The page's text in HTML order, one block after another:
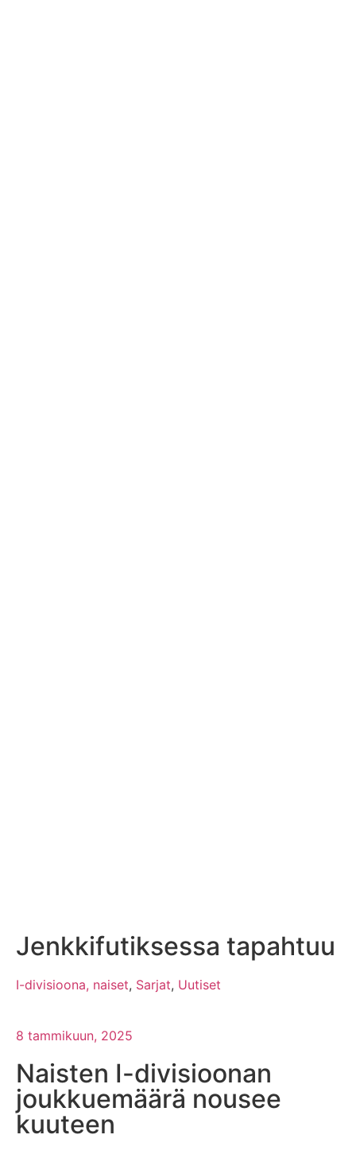
Jenkkifutiksessa tapahtuu
I-divisioona, naiset, Sarjat, Uutiset
8 tammikuun, 2025
Naisten I-divisioonan
joukkuemäärä nousee
kuuteen